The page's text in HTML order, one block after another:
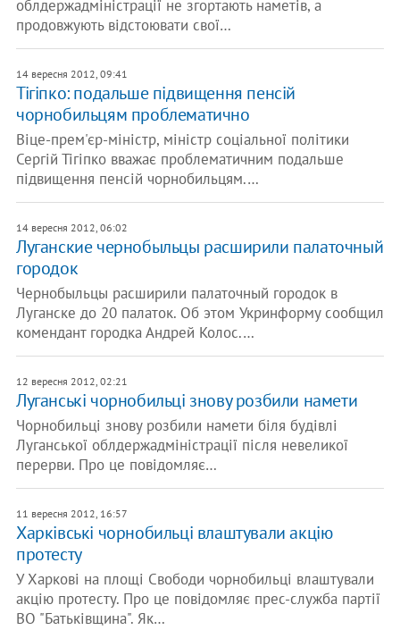
облдержадміністрації не згортають наметів, а
продовжують відстоювати свої…
14 вересня 2012, 09:41
Тігіпко: подальше підвищення пенсій
чорнобильцям проблематично
Віце-прем'єр-міністр, міністр соціальної політики
Сергій Тігіпко вважає проблематичним подальше
підвищення пенсій чорнобильцям.…
14 вересня 2012, 06:02
Луганские чернобыльцы расширили палаточный
городок
Чернобыльцы расширили палаточный городок в
Луганске до 20 палаток. Об этом Укринформу сообщил
комендант городка Андрей Колос.…
12 вересня 2012, 02:21
Луганські чорнобильці знову розбили намети
Чорнобильці знову розбили намети біля будівлі
Луганської облдержадміністрації після невеликої
перерви. Про це повідомляє…
11 вересня 2012, 16:57
Харківські чорнобильці влаштували акцію
протесту
У Харкові на площі Свободи чорнобильці влаштували
акцію протесту. Про це повідомляє прес-служба партії
ВО "Батьківщина". Як…